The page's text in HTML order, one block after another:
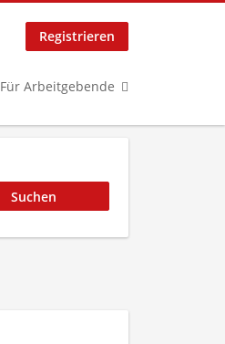
Registrieren
Für Arbeitgebende